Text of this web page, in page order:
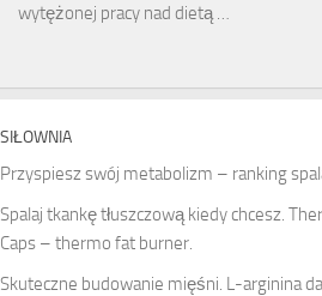
wytężonej pracy nad dietą …
SIŁOWNIA
Przyspiesz swój metabolizm – ranking
Spalaj tkankę tłuszczową kiedy chcesz.
Caps – thermo fat burner.
Skuteczne budowanie mięśni. L-arginina